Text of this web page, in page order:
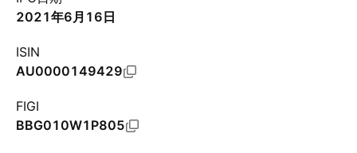
2021年6月16日
ISIN
AU0000149429
FIGI
BBG010W1P805